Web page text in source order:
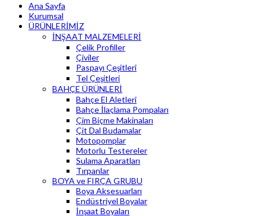
Ana Sayfa
Kurumsal
ÜRÜNLERİMİZ
İNŞAAT MALZEMELERİ
Çelik Profiller
Çiviler
Paspayı Çeşitleri
Tel Çeşitleri
BAHÇE ÜRÜNLERİ
Bahçe El Aletleri
Bahçe İlaçlama Pompaları
Çim Biçme Makinaları
Çit Dal Budamalar
Motopomplar
Motorlu Testereler
Sulama Aparatları
Tırpanlar
BOYA ve FIRÇA GRUBU
Boya Aksesuarları
Endüstriyel Boyalar
İnşaat Boyaları